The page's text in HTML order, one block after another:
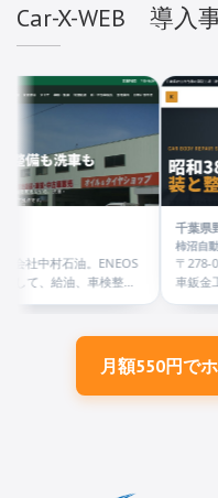
Car-X-WEB 導入
柿沼自動車鈑金工業有限会社
〒278-0042 千葉県野田市吉春
車鈑金工業有限会社。事故修理
検整備、新車中古車販売、タイ
月額550円で